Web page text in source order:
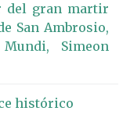
del gran martir
San Ambrosio,
Simeon
histórico